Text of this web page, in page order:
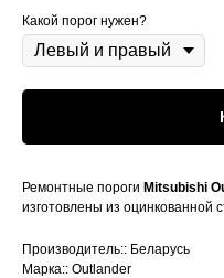
Какой порог нужен?
Ремонтные пороги Mitsubishi
изготовлены из оцинкованной
Производитель:: Беларусь
Марка:: Outlander